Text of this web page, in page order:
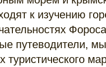
к изучению
путеводители,
туристического